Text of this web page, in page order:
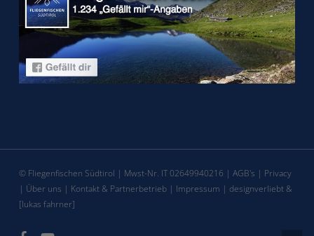
© Fliegenfischen Südtirol | Mwst-Nr. IT 02649940216 | AGB's | Privacy
| Über uns | Kontakt & Partnerbetrieb| Impressum | designverliebt&
[lukas fahrner]